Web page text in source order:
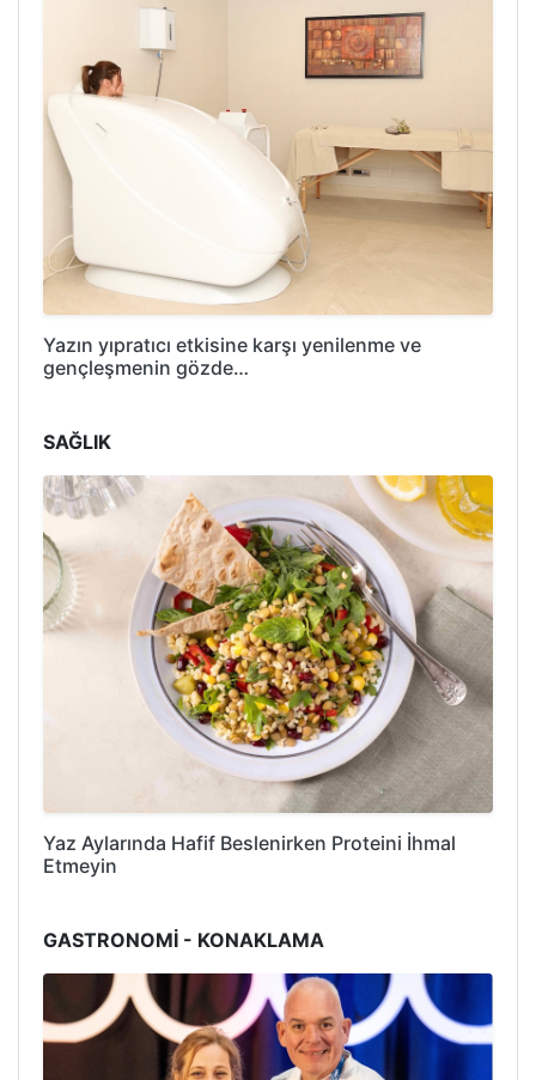
Yazın yıpratıcı etkisine karşı yenilenme ve
gençleşmenin gözde…
SAĞLIK
Yaz Aylarında Hafif Beslenirken Proteini İhmal
Etmeyin
GASTRONOMİ - KONAKLAMA